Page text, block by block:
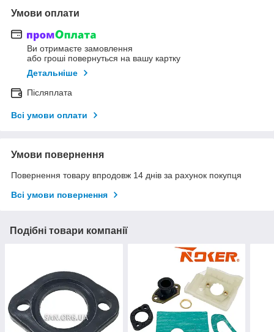
Умови оплати
Ви отримаєте замовлення
або гроші повернуться на вашу картку
Детальніше
Післяплата
Всі умови оплати
Умови повернення
Повернення товару впродовж 14 днів за рахунок покупця
Всі умови повернення
Подібні товари компанії